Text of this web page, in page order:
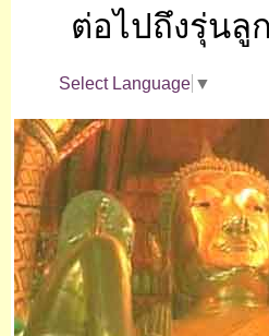
ต่อไปถึงรุ่นลู
Select Language ▼